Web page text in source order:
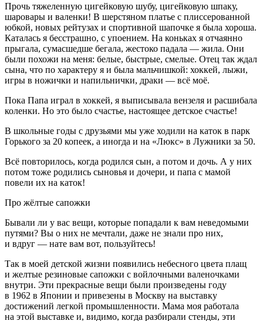
Прочь тяжеленную цигейковую шубу, цигейковую шпаку,
шаровары и валенки! В шерстяном платье с плиссерованной
юбкой, новых рейтузах и спортивной шапочке я была хороша.
Каталась я бесстрашно, с упоением. На коньках я отчаянно
прыгала, сумасшедше бегала, жестоко падала — жила. Они
были похожи на меня: белые, быстрые, смелые. Отец так ждал
сына, что по характеру я и была мальчишкой: хоккей, лыжи,
игры в ножички и напильнички, драки — всё моё.
Пока Папа играл в хоккей, я выписывала вензеля и расшибала
коленки. Но это было счастье, настоящее детское счастье!
В школьные годы с друзьями мы уже ходили на каток в парк
Горького за 20 копеек, а иногда и на «Люкс» в Лужники за 50.
Всё повторилось, когда родился сын, а потом и дочь. А у них
потом тоже родились сыновья и дочери, и папа с мамой
повели их на каток!
Про жёлтые сапожки
Бывали ли у вас вещи, которые попадали к вам неведомыми
путями? Вы о них не мечтали, даже не знали про них,
и вдруг — нате вам вот, пользуйтесь!
Так в моей детской жизни появились небесного цвета плащ
и желтые резиновые сапожки с войлочными валеночками
внутри. Эти прекрасные вещи были произведены году
в 1962 в Японии и привезены в Москву на выставку
достижений легкой промышленности. Мама моя работала
на этой выставке и, видимо, когда разбирали стенды, эти